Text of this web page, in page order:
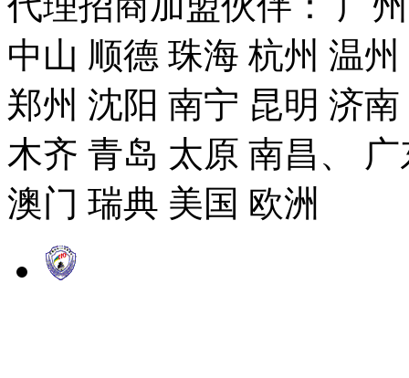
中山 顺德 珠海 杭州 温
郑州 沈阳 南宁 昆明 济
木齐 青岛 太原 南昌、
澳门 瑞典 美国 欧洲